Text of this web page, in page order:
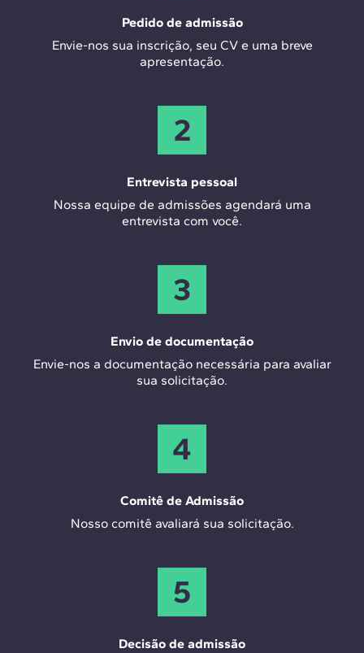
Pedido de admissão
Envie-nos sua inscrição, seu CV e uma breve
apresentação.
2
Entrevista pessoal
Nossa equipe de admissões agendará uma
entrevista com você.
3
Envio de documentação
Envie-nos a documentação necessária para avaliar
sua solicitação.
4
Comitê de Admissão
Nosso comitê avaliará sua solicitação.
5
Decisão de admissão